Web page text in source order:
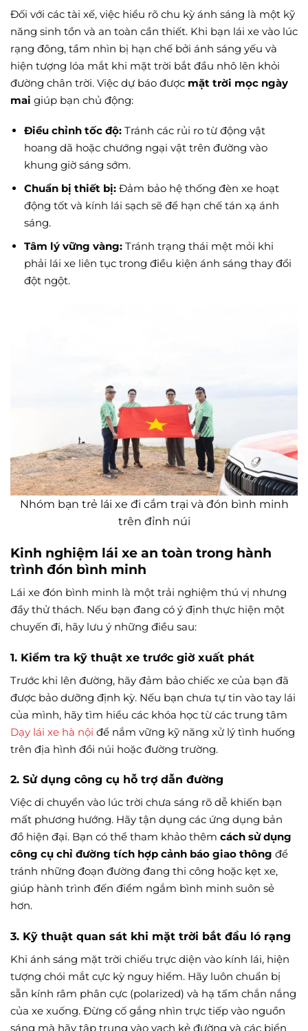
Đối với các tài xế, việc hiểu rõ chu kỳ ánh sáng là một kỹ
năng sinh tồn và an toàn cần thiết. Khi bạn lái xe vào lúc
rạng đông, tầm nhìn bị hạn chế bởi ánh sáng yếu và
hiện tượng lóa mắt khi mặt trời bắt đầu nhô lên khỏi
đường chân trời. Việc dự báo được mặt trời mọc ngày
mai giúp bạn chủ động:
Điều chỉnh tốc độ:Tránh các rủi ro từ động vật
hoang dã hoặc chướng ngại vật trên đường vào
khung giờ sáng sớm.
Chuẩn bị thiết bị:Đảm bảo hệ thống đèn xe hoạt
động tốt và kính lái sạch sẽ để hạn chế tán xạ ánh
sáng.
Tâm lý vững vàng:Tránh trạng thái mệt mỏi khi
phải lái xe liên tục trong điều kiện ánh sáng thay đổi
đột ngột.
Nhóm bạn trẻ lái xe đi cắm trại và đón bình minh
trên đỉnh núi
Kinh nghiệm lái xe an toàn trong hành
trình đón bình minh
Lái xe đón bình minh là một trải nghiệm thú vị nhưng
đầy thử thách. Nếu bạn đang có ý định thực hiện một
chuyến đi, hãy lưu ý những điều sau:
1. Kiểm tra kỹ thuật xe trước giờ xuất phát
Trước khi lên đường, hãy đảm bảo chiếc xe của bạn đã
được bảo dưỡng định kỳ. Nếu bạn chưa tự tin vào tay lái
của mình, hãy tìm hiểu các khóa học từ các trung tâm
Dạy lái xe hà nội để nắm vững kỹ năng xử lý tình huống
trên địa hình đồi núi hoặc đường trường.
2. Sử dụng công cụ hỗ trợ dẫn đường
Việc di chuyển vào lúc trời chưa sáng rõ dễ khiến bạn
mất phương hướng. Hãy tận dụng các ứng dụng bản
đồ hiện đại. Bạn có thể tham khảo thêm cách sử dụng
công cụ chỉ đường tích hợp cảnh báo giao thông để
tránh những đoạn đường đang thi công hoặc kẹt xe,
giúp hành trình đến điểm ngắm bình minh suôn sẻ
hơn.
3. Kỹ thuật quan sát khi mặt trời bắt đầu ló rạng
Khi ánh sáng mặt trời chiếu trực diện vào kính lái, hiện
tượng chói mắt cực kỳ nguy hiểm. Hãy luôn chuẩn bị
sẵn kính râm phân cực (polarized) và hạ tấm chắn nắng
của xe xuống. Đừng cố gắng nhìn trực tiếp vào nguồn
sáng mà hãy tập trung vào vạch kẻ đường và các biển